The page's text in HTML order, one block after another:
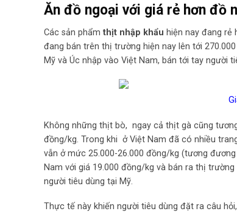
Ăn đồ ngoại với giá rẻ hơn đồ
Các sản phẩm thịt nhập khẩu hiện nay đang
đang bán trên thị trường hiện nay lên tới
Mỹ và Úc nhập vào Việt Nam, bán tới tay người
Không những thịt bò, ngay cả thịt gà cũng
đồng/kg. Trong khi ở Việt Nam đã có nhiều
vẫn ở mức 25.000-26.000 đồng/kg (tương
Nam với giá 19.000 đồng/kg và bán ra thị
người tiêu dùng tại Mỹ.
Thực tế này khiến người tiêu dùng đặt ra câu